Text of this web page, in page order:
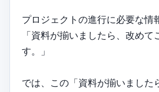
プロジェクトの進行に必要な情
「資料が揃いましたら、改めて
す。」
では、この「資料が揃いました